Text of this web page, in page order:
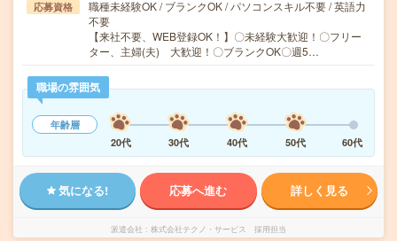
応募資格
職種未経験OK / ブランクOK / パソコンスキル不要 / 英語力
不要
【来社不要、WEB登録OK！】〇未経験大歓迎！〇フリー
ター、主婦(夫) 大歓迎！〇ブランクOK〇週5…
職場の雰囲気
年齢層
20代
30代 40代 50代 60代
気になる! 応募へ進む 詳しく見る
派遣会社 株式会社テクノ・サービス 採用担当